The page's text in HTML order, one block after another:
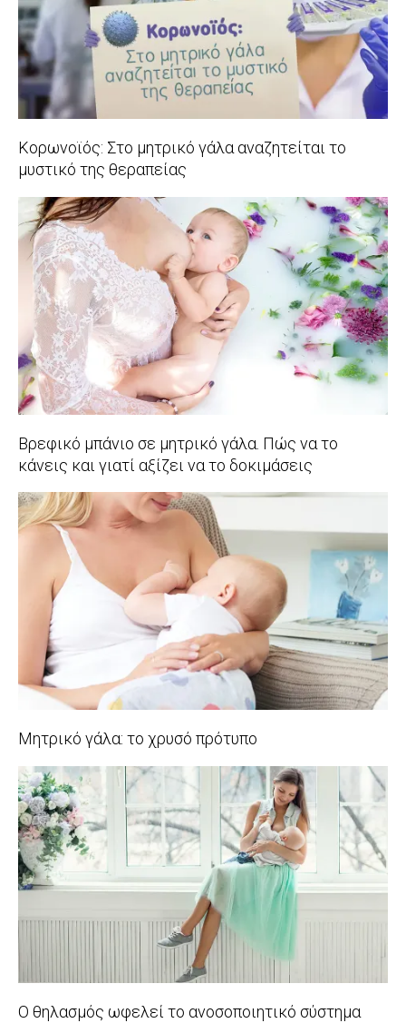
Κορωνοϊός: Στο μητρικό γάλα αναζητείται το
μυστικό της θεραπείας
2020-
04-
13
Βρεφικό μπάνιο σε μητρικό γάλα. Πώς να το
κάνεις και γιατί αξίζει να το δοκιμάσεις
2019-
11-
Μητρικό γάλα: το χρυσό πρότυπο
2019-
10-
01
Ο θηλασμός ωφελεί το ανοσοποιητικό σύστημα